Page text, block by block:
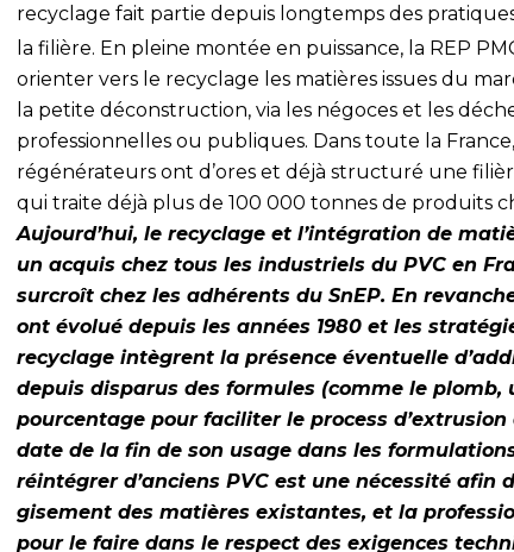
recyclage fait partie depuis longtemps des
la filière. En pleine montée en puissance, la REP
orienter vers le recyclage les matières issues du
la petite déconstruction, via les négoces et les
professionnelles ou publiques. Dans toute la
régénérateurs ont d’ores et déjà structuré une
qui traite déjà plus de 100 000 tonnes de produits
Aujourd’hui, le recyclage et l’intégration de
un acquis chez tous les industriels du PVC en
surcroît chez les adhérents du SnEP. En
ont évolué depuis les années 1980 et les
recyclage intègrent la présence éventuelle
depuis disparus des formules (comme le plomb,
pourcentage pour faciliter le process d’extrusion
date de la fin de son usage dans les
réintégrer d’anciens PVC est une nécessité afin
gisement des matières existantes, et la
pour le faire dans le respect des exigences